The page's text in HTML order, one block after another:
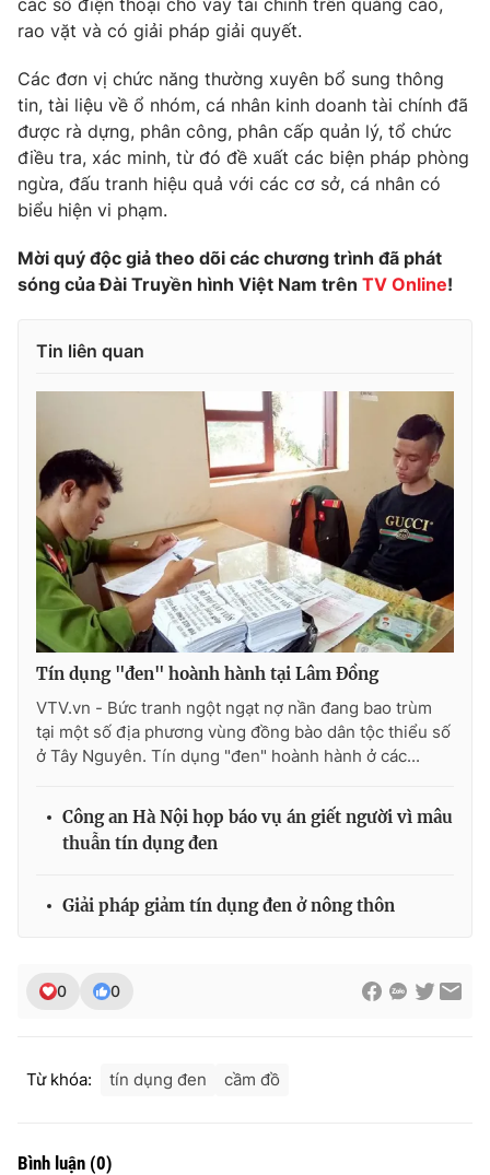
Ðiện thoại Thời báo VTV: 024.66 897 897
Email:toasoan@vtv.vn
Liên hệ quảng cáo: 024-7300.7108
thuận bằng văn bản. Ghi rõ nguồn VTV.vn khi phát hành lại
các số điện thoại cho vay tài chính trên quảng cáo,
rao vặt và có giải pháp giải quyết.
Các đơn vị chức năng thường xuyên bổ sung thông
tin, tài liệu về ổ nhóm, cá nhân kinh doanh tài chính đã
được rà dựng, phân công, phân cấp quản lý, tổ chức
điều tra, xác minh, từ đó đề xuất các biện pháp phòng
ngừa, đấu tranh hiệu quả với các cơ sở, cá nhân có
biểu hiện vi phạm.
Mời quý độc giả theo dõi các chương trình đã phát
sóng của Đài Truyền hình Việt Nam trên TV Online!
Tin liên quan
Tín dụng "đen" hoành hành tại Lâm Đồng
VTV.vn - Bức tranh ngột ngạt nợ nần đang bao trùm
tại một số địa phương vùng đồng bào dân tộc thiểu số
ở Tây Nguyên. Tín dụng "đen" hoành hành ở các...
Công an Hà Nội họp báo vụ án giết người vì mâu
thuẫn tín dụng đen
Giải pháp giảm tín dụng đen ở nông thôn
0 0
Từ khóa: tín dụng đen cầm đồ
Bình luận (0)